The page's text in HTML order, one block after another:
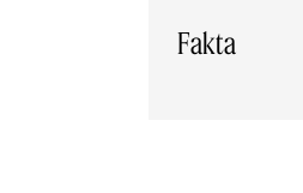
Fakta